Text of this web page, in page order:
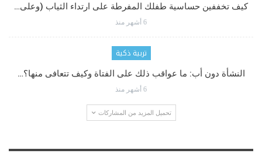
كيف تخففين حساسية طفلك المفرطة على ارتداء الثياب (وعلى…
6 أشهر منذ
تربية ذكية
النشأة دون أب: ما عواقب ذلك على الفتاة وكيف تتعافى منها؟…
6 أشهر منذ
تحميل المزيد من المشاركات